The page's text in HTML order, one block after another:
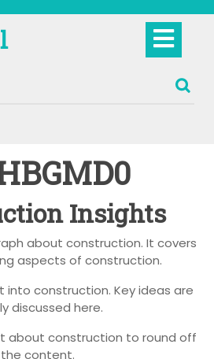
Insights
about construction. It covers
aspects of construction.
into construction. Key ideas are
discussed here.
about construction to round off
the content.